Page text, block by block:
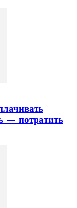
— потратить